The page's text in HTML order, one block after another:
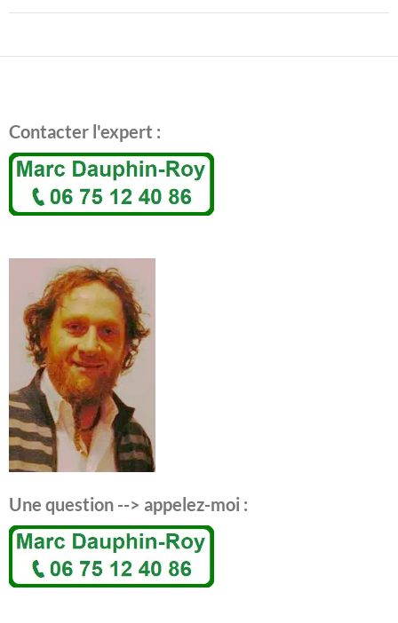
Contacter l'expert :
Une question --> appelez-moi :